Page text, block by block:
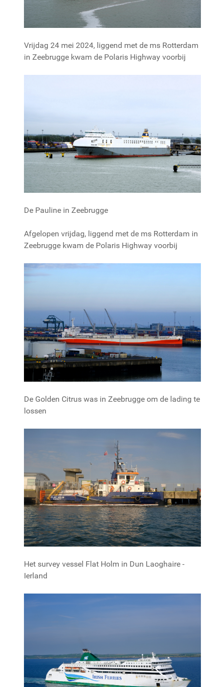
Vrijdag 24 mei 2024, liggend met de ms Rotterdam
in Zeebrugge kwam de Polaris Highway voorbij
De Pauline in Zeebrugge
Afgelopen vrijdag, liggend met de ms Rotterdam in
Zeebrugge kwam de Polaris Highway voorbij
De Golden Citrus was in Zeebrugge om de lading te
lossen
Het survey vessel Flat Holm in Dun Laoghaire -
Ierland